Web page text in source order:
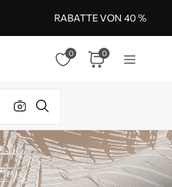
RABATTE VON 40 %
0 0